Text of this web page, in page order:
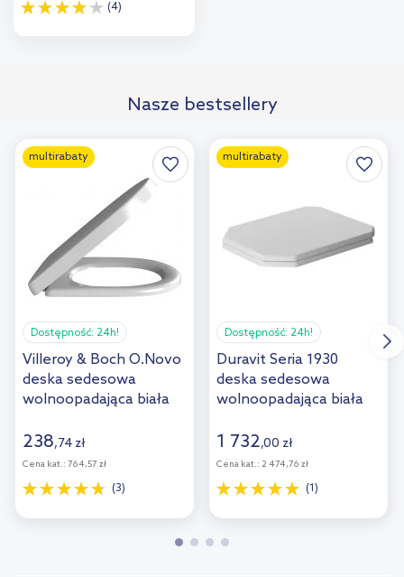
(4)
porównaniaNasze bestsellery
multirabaty
Dostępność: 24h!
Villeroy & Boch O.Novo
deska sedesowa
wolnoopadająca biała
238,74 zł
Cena kat.: 764,57 zł
(3)
multirabaty
Dostępność: 24h!
Duravit Seria 1930
deska sedesowa
wolnoopadająca biała
1 732,00 zł
Cena kat.: 2 474,76 zł
(1)